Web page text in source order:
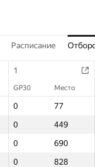
Расписание
1
GP30 Место
0
77
0
449
0
690
0
828
1
GP30 Место
0
77
0
449
0
690
0
828